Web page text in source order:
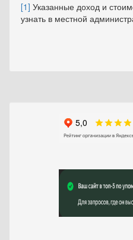
[1] Указанные доход и
узнать в местной